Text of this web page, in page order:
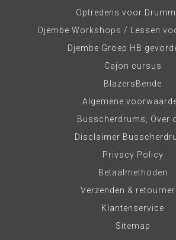
Optredens voor
Djembe Workshops / Lessen
Djembe Groep HB
Cajon cursus
BlazersBende
Algemene
Busscherdrums, Over
Disclaimer
Privacy Policy
Betaalmethoden
Verzenden &
Klantenservice
Sitemap